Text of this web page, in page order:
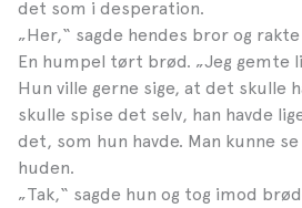
det som i desperation.
„Her,“ sagde hendes bror og
En humpel tørt brød. „Jeg gemte
Hun ville gerne sige, at det skulle
skulle spise det selv, han havde
det, som hun havde. Man kunne
huden.
„Tak,“ sagde hun og tog imod